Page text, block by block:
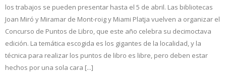
los trabajos se pueden presentar hasta el 5 de abril. Las bibliotecas
Joan Miró y Miramar de Mont-roig y Miami Platja vuelven a organizar el
Concurso de Puntos de Libro, que este año celebra su decimoctava
edición. La temática escogida es los gigantes de la localidad, y la
técnica para realizar los puntos de libro es libre, pero deben estar
hechos por una sola cara [...]